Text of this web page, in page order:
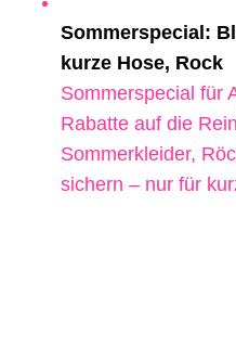
Sommerspecial:
kurze Hose, Rock
Sommerspecial für
Rabatte auf die
Sommerkleider,
sichern – nur für